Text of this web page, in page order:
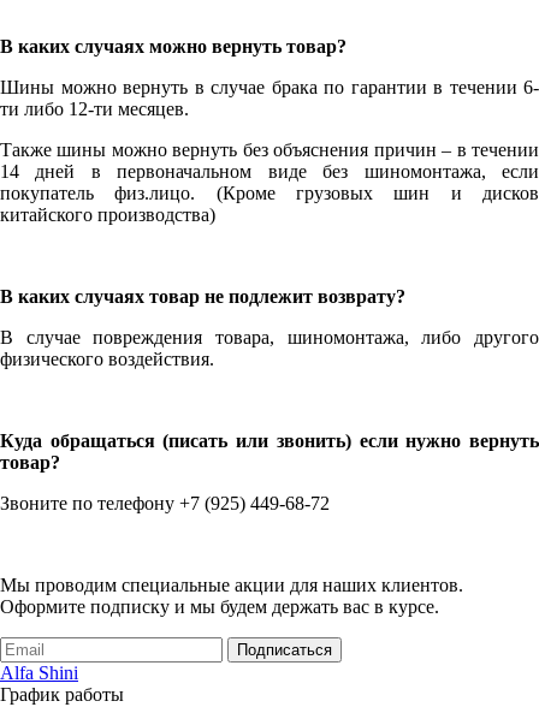
В каких случаях можно вернуть товар?
Шины можно вернуть в случае брака по гарантии в течении 6-
ти либо 12-ти месяцев.
Также шины можно вернуть без объяснения причин – в течении
14 дней в первоначальном виде без шиномонтажа, если
покупатель физ.лицо. (Кроме грузовых шин и дисков
китайского производства)
В каких случаях товар не подлежит возврату?
В случае повреждения товара, шиномонтажа, либо другого
физического воздействия.
Куда обращаться (писать или звонить) если нужно вернуть
товар?
Звоните по телефону +7 (925) 449-68-72
Мы проводим специальные акции для наших клиентов.
Оформите подписку и мы будем держать вас в курсе.
Подписаться
Alfa Shini
График работы